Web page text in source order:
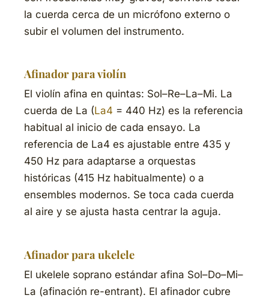
la cuerda cerca de un micrófono externo o
subir el volumen del instrumento.
Afinador para violín
El violín afina en quintas: Sol–Re–La–Mi. La
cuerda de La (La4 = 440 Hz) es la referencia
habitual al inicio de cada ensayo. La
referencia de La4 es ajustable entre 435 y
450 Hz para adaptarse a orquestas
históricas (415 Hz habitualmente) o a
ensembles modernos. Se toca cada cuerda
al aire y se ajusta hasta centrar la aguja.
Afinador para ukelele
El ukelele soprano estándar afina Sol–Do–Mi–
La (afinación re-entrant). El afinador cubre